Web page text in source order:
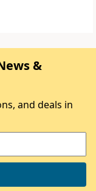
&
and deals in